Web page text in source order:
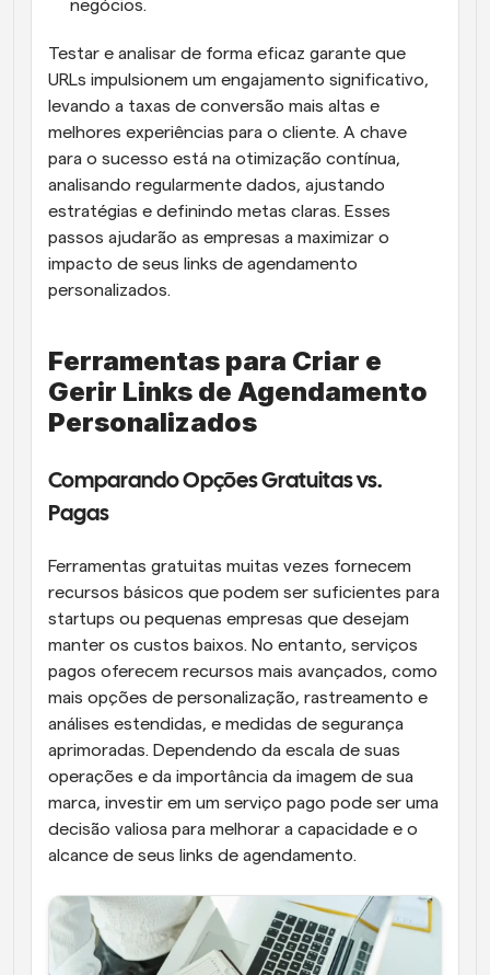
negócios.
Testar e analisar de forma eficaz garante que
URLs impulsionem um engajamento significativo,
levando a taxas de conversão mais altas e
melhores experiências para o cliente. A chave
para o sucesso está na otimização contínua,
analisando regularmente dados, ajustando
estratégias e definindo metas claras. Esses
passos ajudarão as empresas a maximizar o
impacto de seus links de agendamento
personalizados.
Ferramentas para Criar e
Gerir Links de Agendamento
Personalizados
Comparando Opções Gratuitas vs.
Pagas
Ferramentas gratuitas muitas vezes fornecem
recursos básicos que podem ser suficientes para
startups ou pequenas empresas que desejam
manter os custos baixos. No entanto, serviços
pagos oferecem recursos mais avançados, como
mais opções de personalização, rastreamento e
análises estendidas, e medidas de segurança
aprimoradas. Dependendo da escala de suas
operações e da importância da imagem de sua
marca, investir em um serviço pago pode ser uma
decisão valiosa para melhorar a capacidade e o
alcance de seus links de agendamento.